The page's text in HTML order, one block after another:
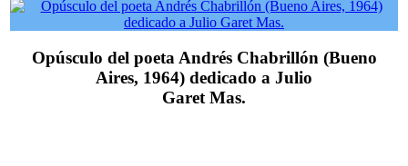
Opúsculo del poeta Andrés Chabrillón (Bueno
Aires, 1964) dedicado a Julio
Garet Mas.